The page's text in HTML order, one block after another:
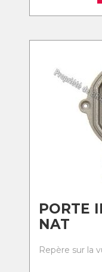
PORTE
NAT
Repère sur la